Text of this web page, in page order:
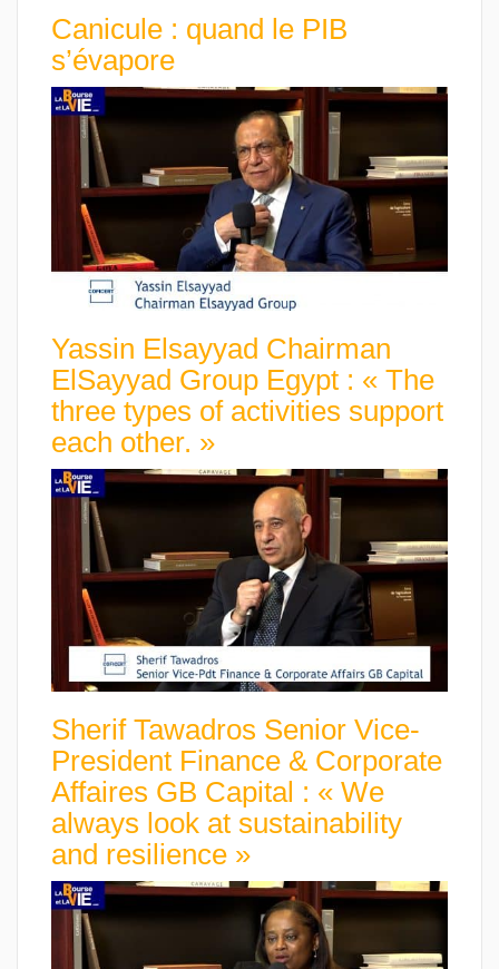
Canicule : quand le PIB
s’évapore
Yassin Elsayyad Chairman
ElSayyad Group Egypt : « The
three types of activities support
each other. »
Sherif Tawadros Senior Vice-
President Finance & Corporate
Affaires GB Capital : « We
always look at sustainability
and resilience »